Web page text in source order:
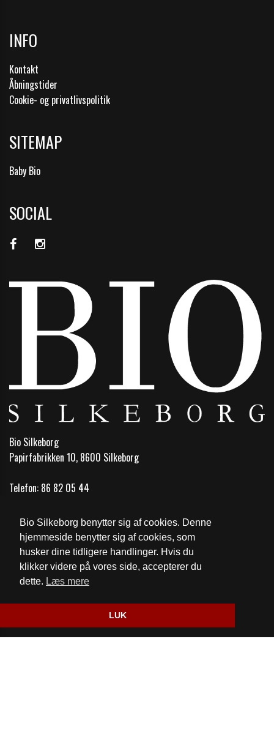
Bio Silkeborg benytter sig af cookies. Denne
hjemmeside benytter sig af cookies, som
husker dine tidligere handlinger. Hvis du
klikker videre på vores side, accepterer du
dette. Læs mere
LUK
INFO
Kontakt
Åbningstider
Cookie- og privatlivspolitik
SITEMAP
Baby Bio
SOCIAL
Bio Silkeborg
Papirfabrikken 10, 8600 Silkeborg
Telefon: 86 82 05 44
Åbningstider
Cookie- og privatlivspolitik